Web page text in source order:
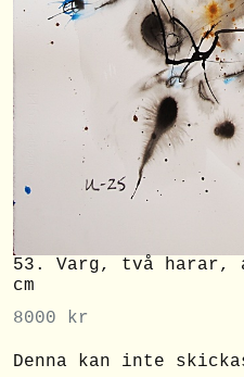
53. Varg, två harar,
cm
8000
kr
Denna kan inte